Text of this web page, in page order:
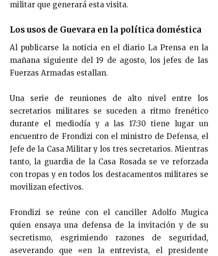
militar que generará esta visita.
Los usos de Guevara en la política doméstica
Al publicarse la noticia en el diario La Prensa en la
mañana siguiente del 19 de agosto, los jefes de las
Fuerzas Armadas estallan.
Una serie de reuniones de alto nivel entre los
secretarios militares se suceden a ritmo frenético
durante el mediodía y a las 17:30 tiene lugar un
encuentro de Frondizi con el ministro de Defensa, el
Jefe de la Casa Militar y los tres secretarios. Mientras
tanto, la guardia de la Casa Rosada se ve reforzada
con tropas y en todos los destacamentos militares se
movilizan efecti­vos.
Frondizi se reúne con el canciller Adolfo Mugica
quien ensaya una defensa de la invitación y de su
secretismo, esgrimiendo razones de seguridad,
aseverando que «en la entrevista, el presidente